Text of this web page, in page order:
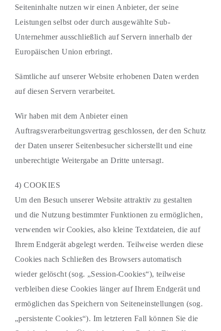
Seiteninhalte nutzen wir einen Anbieter, der seine
Leistungen selbst oder durch ausgewählte Sub-
Unternehmer ausschließlich auf Servern innerhalb der
Europäischen Union erbringt.
Sämtliche auf unserer Website erhobenen Daten werden
auf diesen Servern verarbeitet.
Wir haben mit dem Anbieter einen
Auftragsverarbeitungsvertrag geschlossen, der den Schutz
der Daten unserer Seitenbesucher sicherstellt und eine
unberechtigte Weitergabe an Dritte untersagt.
4) COOKIES
Um den Besuch unserer Website attraktiv zu gestalten
und die Nutzung bestimmter Funktionen zu ermöglichen,
verwenden wir Cookies, also kleine Textdateien, die auf
Ihrem Endgerät abgelegt werden. Teilweise werden diese
Cookies nach Schließen des Browsers automatisch
wieder gelöscht (sog. „Session-Cookies“), teilweise
verbleiben diese Cookies länger auf Ihrem Endgerät und
ermöglichen das Speichern von Seiteneinstellungen (sog.
„persistente Cookies“). Im letzteren Fall können Sie die